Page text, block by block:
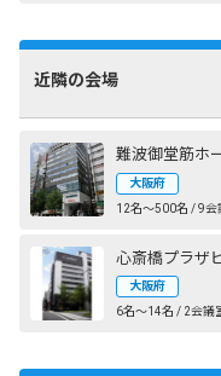
近隣の会場
難波御堂筋ホ
大阪府
12名〜500名 / 9会
心斎橋プラザ
大阪府
6名〜14名 / 2会議